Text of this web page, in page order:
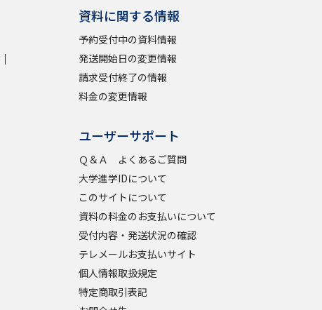
資料に関する情報
予約受付中の資料情報
発送開始日の変更情報
請求受付終了の情報
料金の変更情報
ユーザーサポート
Ｑ＆Ａ よくあるご質問
大学進学IDについて
このサイトについて
資料の料金のお支払いについて
受付内容・発送状況の確認
テレメールお支払いサイト
個人情報取扱規定
特定商取引表記